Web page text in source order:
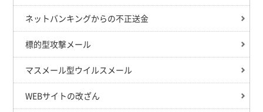
ネットバンキングからの不正送金
標的型攻撃メール
マスメール型ウイルスメール
WEBサイトの改ざん